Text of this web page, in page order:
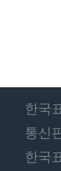
한국
통신
한국